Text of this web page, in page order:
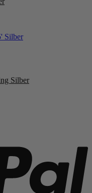
Silber